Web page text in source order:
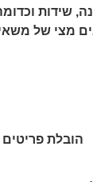
שידות
מצי של